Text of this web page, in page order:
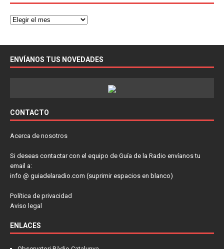
ENVÍANOS TUS NOVEDADES
CONTACTO
Acerca de nosotros
Si deseas contactar con el equipo de Guía de la Radio envíanos tu
email a:
info @ guiadelaradio.com (suprimir espacios en blanco)
Política de privacidad
Aviso legal
ENLACES